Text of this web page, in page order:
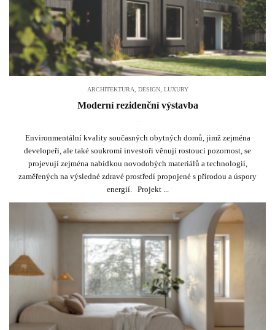
ARCHITEKTURA DESIGN, LUXURY
Moderní rezidenční výstavba
Environmentální kvality současných obytných domů, jimž zejména
developeři, ale také soukromí investoři věnují rostoucí pozornost, se
projevují zejména nabídkou novodobých materiálů a technologií,
zaměřených na výsledné zdravé prostředí propojené s přírodou a úspory
energií. Projekt ...